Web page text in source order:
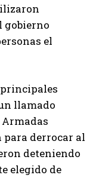
gobierno
el
llamado
derrocar al
deteniendo
elegido de